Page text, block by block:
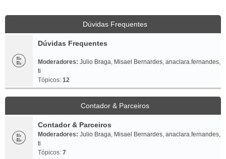
Dúvidas Frequentes
Dúvidas Frequentes
Moderadores: Julio Braga, Misael Bernardes, anaclara.fernandes,
ti
Tópicos: 12
Contador & Parceiros
Contador & Parceiros
Moderadores: Julio Braga, Misael Bernardes, anaclara.fernandes,
ti
Tópicos: 7